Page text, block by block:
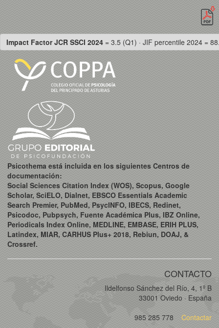
Impact Factor JCR SSCI 2024 = 3.5 (Q1) · JIF percentile 2024 =
Psicothema está incluida en los siguientes Centros de
documentación:
Social Sciences Citation Index (WOS), Scopus, Google
Scholar, SciELO, Dialnet, EBSCO Essentials Academic
Search Premier, PubMed, PsycINFO, IBECS, Redinet,
Psicodoc, Pubpsych, Fuente Académica Plus, IBZ Online,
Periodicals Index Online, MEDLINE, EMBASE, ERIH PLUS,
Latindex, MIAR, CARHUS Plus+ 2018, Rebiun, DOAJ, &
Crossref.
CONTACTO
Ildelfonso Sánchez del Río, 4, 1º B
33001 Oviedo · España
985 285 778
Contactar